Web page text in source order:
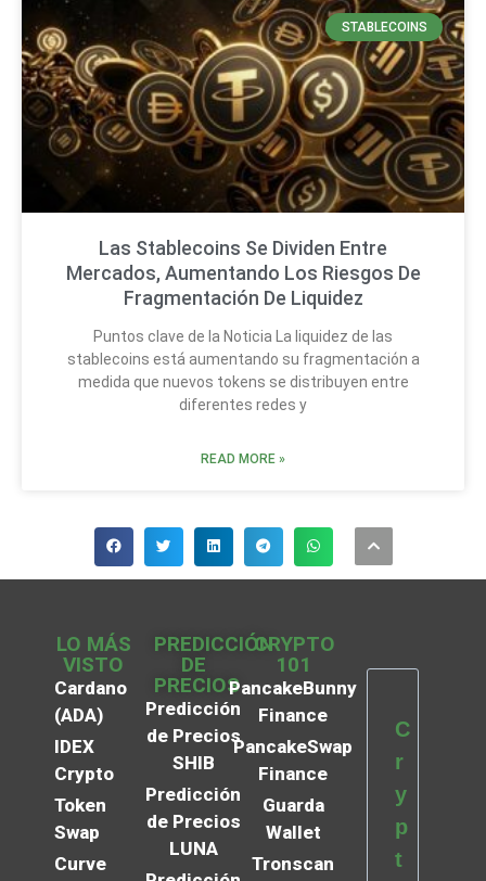
STABLECOINS
Las Stablecoins Se Dividen Entre
Mercados, Aumentando Los Riesgos De
Fragmentación De Liquidez
Puntos clave de la Noticia La liquidez de las
stablecoins está aumentando su fragmentación a
medida que nuevos tokens se distribuyen entre
diferentes redes y
READ MORE »
LO MÁS
VISTO
Cardano
(ADA)
IDEX
Crypto
Token
Swap
Curve
PREDICCIÓN
DE
PRECIOS
Predicción
de Precios
SHIB
Predicción
de Precios
LUNA
CRYPTO
101
PancakeBunny
Finance
PancakeSwap
Finance
Guarda
Wallet
Tronscan
C
r
y
p
t